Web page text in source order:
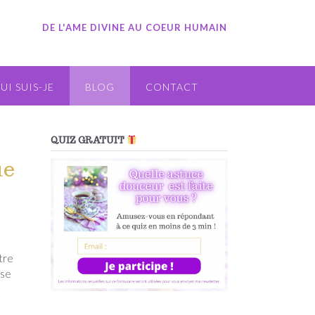
DE L'AME DIVINE AU COEUR HUMAIN
SUIS-JE BLOG CONTACT
QUIZ GRATUIT